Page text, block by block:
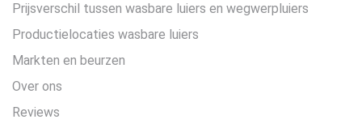
Prijsverschil tussen wasbare luiers en wegwerpluiers
Productielocaties wasbare luiers
Markten en beurzen
Over ons
Reviews